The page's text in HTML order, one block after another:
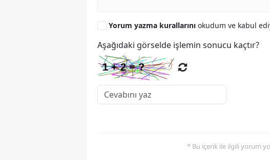
Yorum yazma kurallarını okudum ve kabul
Aşağıdaki görselde işlemin sonucu kaçtır?
* Bu içerik ile ilgili yorum